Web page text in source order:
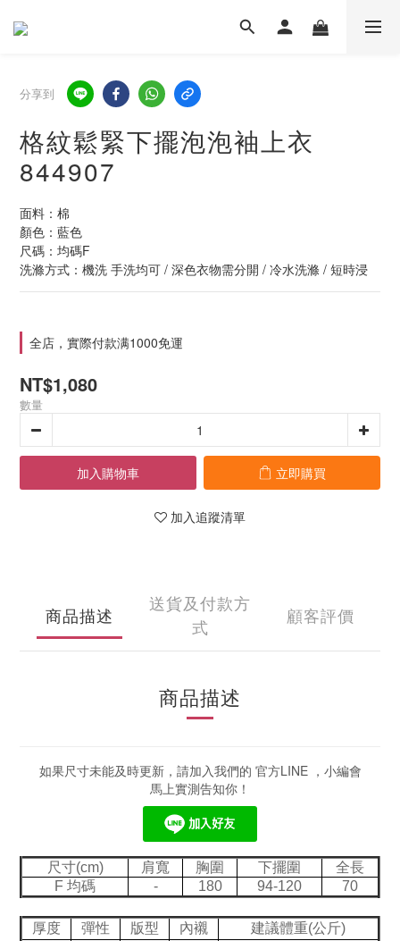
分享到
格紋鬆緊下擺泡泡袖上衣
844907
面料：棉
顏色：藍色
尺碼：均碼F
洗滌方式：機洗 手洗均可 / 深色衣物需分開 / 冷水洗滌 / 短時浸
全店，實際付款满1000免運
NT$1,080
數量
加入購物車 立即購買
加入追蹤清單
商品描述
送貨及付款方
式
顧客評價
商品描述
如果尺寸未能及時更新，請加入我們的 官方LINE ，小編會
馬上實測告知你！
尺寸(cm) 肩寬 胸圍 下擺圍
全長
F 均碼
- 180 94-120 70
厚度 彈性 版型 內襯
建議體重(公斤)